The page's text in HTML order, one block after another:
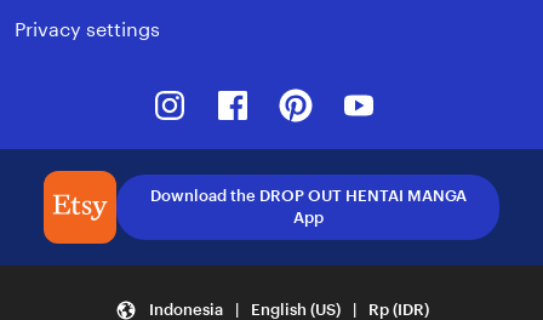
Privacy settings
InstagramFacebookPinterest
Download the DROP OUT HENTAI MANGA
App
Indonesia | English (US) | Rp (IDR)